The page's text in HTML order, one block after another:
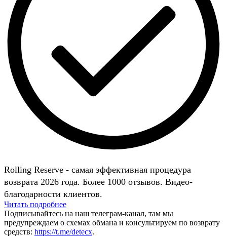
Rolling Reserve - самая эффективная процедура
возврата 2026 года. Более 1000 отзывов. Видео-
благодарности клиентов.
Читать подробнее
Подписывайтесь на наш телеграм-канал, там мы
предупреждаем о схемах обмана и консультируем по возврату
средств: https://t.me/detecx.